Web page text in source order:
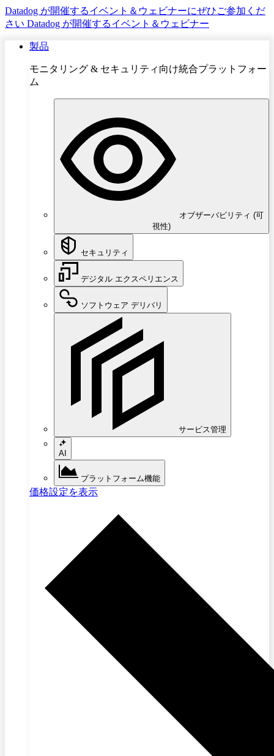
Datadog が開催するイベント＆ウェビナーにぜひご参加くだ
さい Datadog が開催するイベント＆ウェビナー
製品
モニタリング & セキュリティ向け統合プラットフォー
ム
オブザーバビリティ (可
視性)
セキュリティ
デジタル エクスペリエンス
ソフトウェア デリバリ
サービス管理
AI
プラットフォーム機能
価格設定を表示